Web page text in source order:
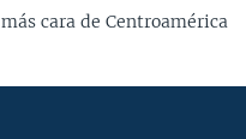
cara de Centroamérica